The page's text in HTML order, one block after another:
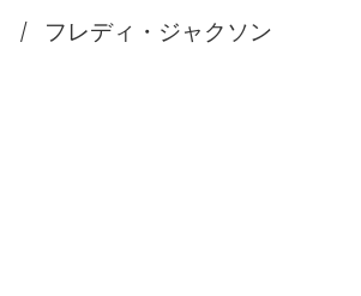
フレディ・ジャクソン